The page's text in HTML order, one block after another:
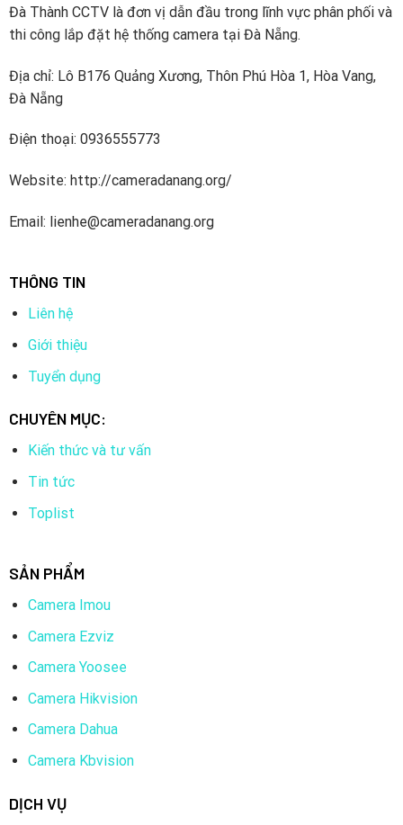
Đà Thành CCTV là đơn vị dẫn đầu trong lĩnh vực phân phối và
thi công lắp đặt hệ thống camera tại Đà Nẵng.
Địa chỉ: Lô B176 Quảng Xương, Thôn Phú Hòa 1, Hòa Vang,
Đà Nẵng
Điện thoại: 0936555773
Website: http://cameradanang.org/
Email: lienhe@cameradanang.org
THÔNG TIN
Liên hệ
Giới thiệu
Tuyển dụng
CHUYÊN MỤC:
Kiến thức và tư vấn
Tin tức
Toplist
SẢN PHẨM
Camera Imou
Camera Ezviz
Camera Yoosee
Camera Hikvision
Camera Dahua
Camera Kbvision
DỊCH VỤ